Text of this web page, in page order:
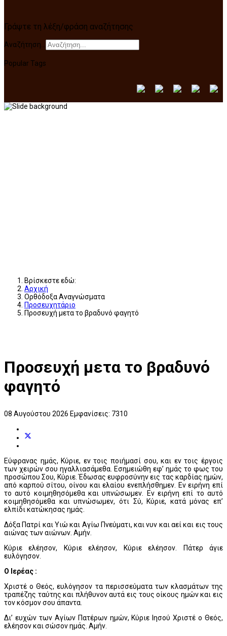
Γράψτε τη λέξη/φράση αναζήτησης
Αναζήτηση...
Popular Tags
Βρίσκεστε εδώ:
Αρχική
Ορθόδοξα Αναγνώσματα
Προσευχητάριο
Προσευχή μετα το βραδυνό φαγητό
Προσευχή μετα το βραδυνό
φαγητό
08 Αυγούστου 2026 Εμφανίσεις: 7310
Εύφρανας ημάς, Κύριε, εν τοις ποιήμασί σου, και εν τοις έργοις
των χειρών σου ηγαλλιασάμεθα. Εσημειώθη εφ’ ημάς το φως του
προσώπου Σου, Κύριε. Έδωσας ευφροσύνην εις τας καρδίας ημών,
από καρπού σίτου, οίνου και ελαίου ενεπλήσθημεν. Εν ειρήνη επί
το αυτό κοιμηθησόμεθα και υπνώσωμεν. Εν ειρήνη επί το αυτό
κοιμηθησόμεθα και υπνώσωμεν, ότι Σύ, Κύριε, κατά μόνας επ’
ελπίδι κατώκησας ημάς.
Δόξα Πατρί και Υιώ και Αγίω Πνεύματι, και νυν και αεί και εις τους
αιώνας των αιώνων. Αμήν.
Κύριε ελέησον, Κύριε ελέησον, Κύριε ελέησον. Πάτερ άγιε
ευλόγησον.
Ο Ιερέας :
Χριστέ ο Θεός, ευλόγησον τα περισσεύματα των κλασμάτων της
τραπέζης ταύτης και πλήθυνον αυτά εις τους οίκους ημών και εις
τον κόσμον σου άπαντα.
Δι’ ευχών των Αγίων Πατέρων ημών, Κύριε Ιησού Χριστέ ο Θεός,
ελέησον και σώσον ημάς. Αμήν.